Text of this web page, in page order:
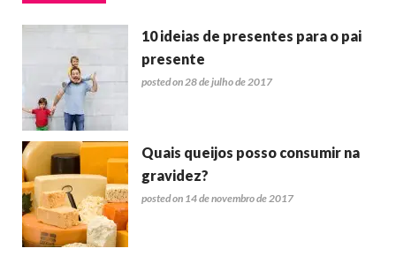
10 ideias de presentes para o pai
presente
posted on 28 de julho de 2017
Quais queijos posso consumir na
gravidez?
posted on 14 de novembro de 2017